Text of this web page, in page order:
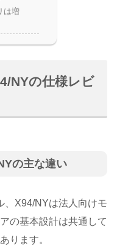
は増
NYの仕様レビ
の主な違い
、X94/NYは法人向けモ
の基本設計は共通して
ります。